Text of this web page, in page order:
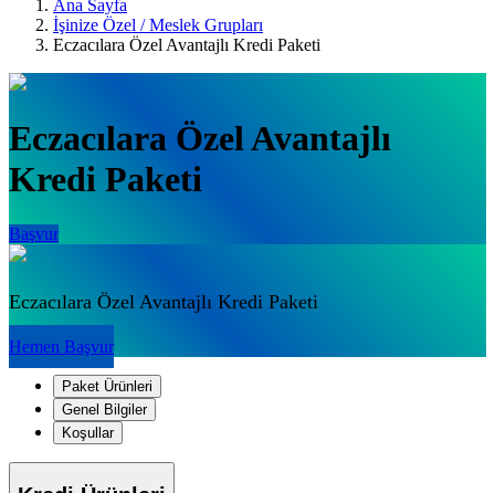
Ana Sayfa
İşinize Özel / Meslek Grupları
Eczacılara Özel Avantajlı Kredi Paketi
Eczacılara Özel Avantajlı
Kredi Paketi
Başvur
Eczacılara Özel Avantajlı Kredi Paketi
Hemen Başvur
Paket Ürünleri
Genel Bilgiler
Koşullar